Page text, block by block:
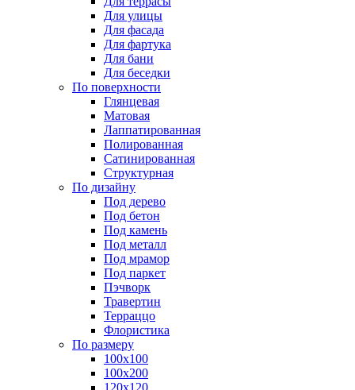
Для улицы
Для фасада
Для фартука
Для бани
Для беседки
По поверхности
Глянцевая
Матовая
Лаппатированная
Полированная
Сатинированная
Структурная
По дизайну
Под дерево
Под бетон
Под камень
Под металл
Под мрамор
Под паркет
Пэчворк
Травертин
Терраццо
Флористика
По размеру
100х100
100х200
120х120